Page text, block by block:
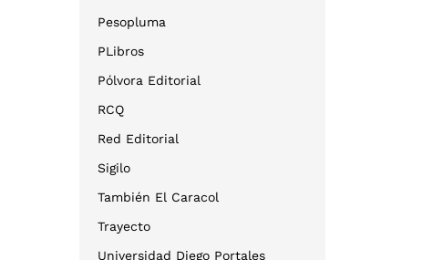
Pesopluma
PLibros
Pólvora Editorial
RCQ
Red Editorial
Sigilo
También El Caracol
Trayecto
Universidad Diego Portales